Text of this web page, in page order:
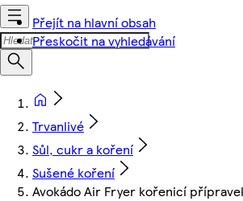
Přejít na hlavní obsah
Přeskočit na vyhledávání
Trvanlivé
Sůl, cukr a koření
Sušené koření
Avokádo Air Fryer kořenicí